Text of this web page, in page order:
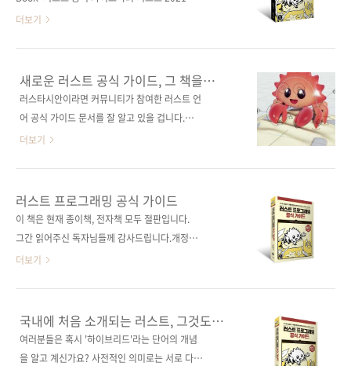
면서 조금씩 어려움에 부딪히기 마련이죠. 특히,
비동기 프로그래밍이나 성능 최적화 같은 고급
한 느낌을 받았을 수도 있습니다. 이런 상황에서
필요한 건 단순한 예제 코드가 아니라, 문제의 본
질을 이해하고 해결책을 제시해줄 수 있는 깊이
있는 가이드입..
전의 한국어판이다. 초판과 달리, 한국 커뮤니티
수 바인딩 같은 기본 개념을 확실히 익힌 후에 소
유권, 트레이트, 스마트 포인터, 멀티스레딩, 카
고, 문서화, 테스트, 패턴 매칭 등 좀 더 고급 개념
게 사랑받는지, 그리고 러스트를 배울 때 책을 딱
한 권만 꼽으라면 왜 이 책이 꼽히는지, 읽어보면
[교보문고] [도서11번가] [알라딘] [예스이십
사] [인터파크] [쿠팡] 전자책 구매 사이트(가
나다순) [..
더보기
새로운 러스트 공식 가이드, 그 책을
만나보아요
러스타시안이라면 커뮤니티가 참여한 러스트 언
어 공식 가이드 문서를 잘 알고 있을 겁니다.
The Rust Programming Language - The
contributions from the Rust Community
This version of the text assumes you’re
using Rust 1.67.1 (released 2023-02-09)
Chapter 1 to install or update Rust. The
HTML f doc.rust-lang.org 이 문서를 바탕으
더보기
러스트 프로그래밍 공식 가이드
이 책은 현재 종이책, 전자책 모두 절판입니다.
그간 읽어주신 독자님들께 감사드립니다.개정판
은 아래에서 보실 수 있습니
국내 첫 러스트 공식 문서 도서구매 사이트(가나
다순)[교보문고] [도서11번가] [반디앤루니스]
[알라딘] [영풍문고] [예스이십사] [인터파크]
더보기
국내에 처음 소개되는 러스트, 그것도
공식 가이드!
여러분들은 혹시 '하이브리드'라는 단어의 개념
을 알고 계신가요? 사전적인 의미로는 서로 다른